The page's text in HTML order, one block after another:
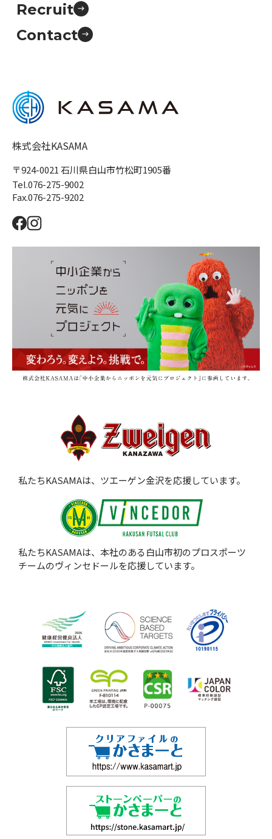
Recruit
Contact
株式会社KASAMA
〒924-0021 石川県白山市竹松町1905番
Tel.076-275-9002
Fax.076-275-9202
私たちKASAMAは、ツエーゲン金沢を応援しています。
私たちKASAMAは、本社のある白山市初のプロスポーツ
チームのヴィンセドールを応援しています。